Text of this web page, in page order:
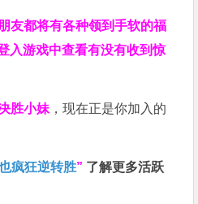
友都将有各种领到手软的福
入游戏中查看有没有收到惊
胜小妹 ，现在正是你加入的
疯狂逆转胜” 了解更多活跃